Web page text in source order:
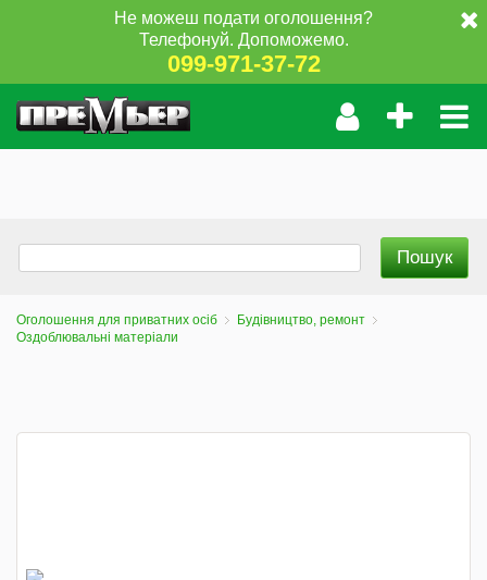
Не можеш подати оголошення?
Телефонуй. Допоможемо.
099-971-37-72
Оголошення для приватних осіб
Будівництво, ремонт
Оздоблювальні матеріали